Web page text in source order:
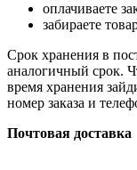
оплачиваете
забираете
Срок хранения в
аналогичный срок.
время хранения
номер заказа и
Почтовая доставка